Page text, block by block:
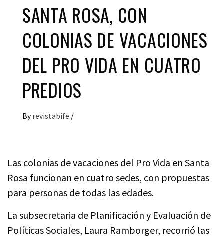
SANTA ROSA, CON
COLONIAS DE VACACIONES
DEL PRO VIDA EN CUATRO
PREDIOS
By revistabife /
Las colonias de vacaciones del Pro Vida en Santa
Rosa funcionan en cuatro sedes, con propuestas
para personas de todas las edades.
La subsecretaria de Planificación y Evaluación de
Políticas Sociales, Laura Ramborger, recorrió las